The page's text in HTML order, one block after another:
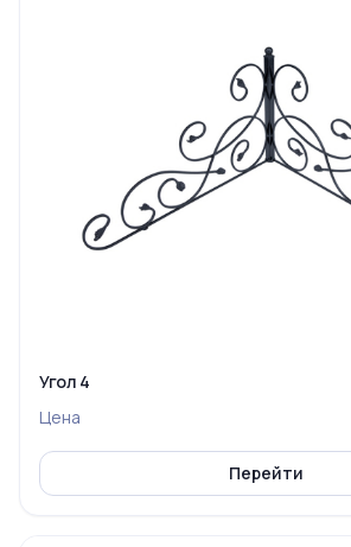
Угол 4
Цена
Перейти